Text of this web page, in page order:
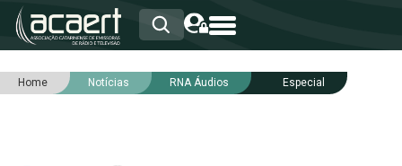
HOME
Home Notícias RNA Áudios Especial